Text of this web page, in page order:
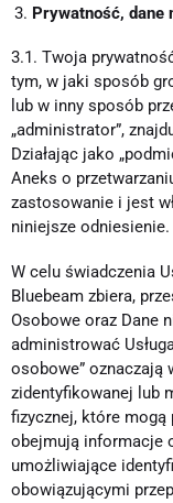
Prywatność, dane
3.1. Twoja
tym, w jaki sposób
lub w inny sposób
„administrator”,
Działając jako
Aneks o
zastosowanie i jest
niniejsze odniesienie.
W celu świadczenia
Bluebeam zbiera,
Osobowe oraz Dane
administrować
osobowe”
zidentyfikowanej lub
fizycznej, które
obejmują informacje
umożliwiające
obowiązującymi